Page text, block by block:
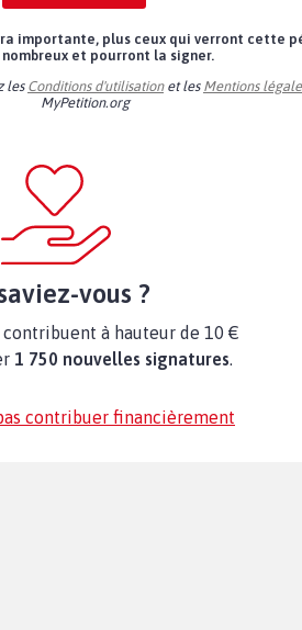
importante, plus ceux qui verront cette
et pourront la signer.
les Conditions d'utilisationet les Mentions
MyPetition.org
vous ?
contribuent à hauteur de 10 €
1 750 nouvelles signatures.
contribuer financièrement